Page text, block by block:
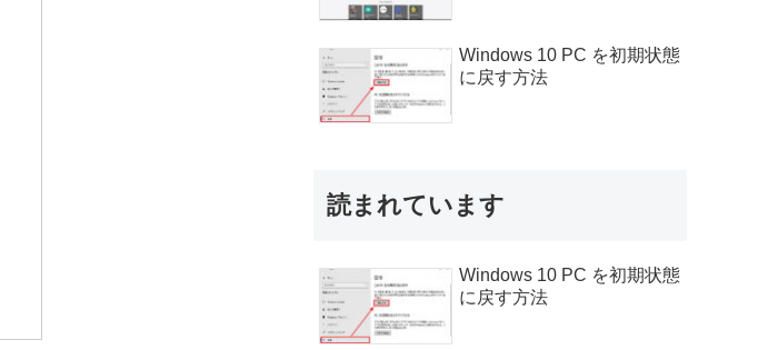
Windows 10 PC を初期状態
に戻す方法
読まれています
Windows 10 PC を初期状態
に戻す方法